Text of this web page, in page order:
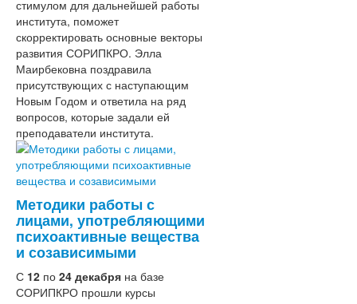
Руководство. Педагогический (научно-
педагогический) состав
Материально-техническое
обеспечение, оснащенность
образовательного процесса
Платные образовательные услуги
Финансово-хозяйственная
деятельность
Стипендии и иные виды
материальной поддержки
Образовательные стандарты
Вакантные места для приема
Доступная среда
Международное сотрудничество
Обратная связь
Часто задаваемые вопросы
Деятельность
План основных мероприятий
Учебная деятельность
стимулом для дальнейшей работы
института, поможет
скорректировать основные векторы
развития СОРИПКРО. Элла
Маирбековна поздравила
присутствующих с наступающим
Новым Годом и ответила на ряд
вопросов, которые задали ей
преподаватели института.
Методики работы с
лицами, употребляющими
психоактивные вещества
и созависимыми
С 12 по 24 декабря на базе
СОРИПКРО прошли курсы